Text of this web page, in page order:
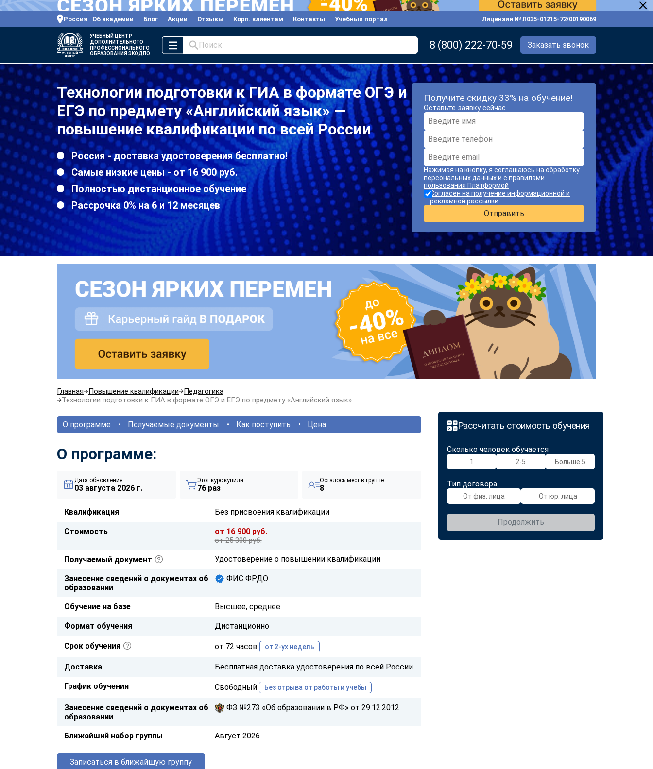
Россия Об академии Блог Акции Отзывы Корп. клиентам Контакты Учебный портал Лицензия № Л035-01215-72/00190069
УЧЕБНЫЙ ЦЕНТР
ДОПОЛНИТЕЛЬНОГО
ПРОФЕССИОНАЛЬНОГО
ОБРАЗОВАНИЯ ЭКОДПО
Поиск 8 (800) 222-70-59 Заказать звонок
Технологии подготовки к ГИА в формате ОГЭ и
ЕГЭ по предмету «Английский язык» —
повышение квалификации по всей России
Россия - доставка удостоверения бесплатно!
Самые низкие цены - от 16 900 руб.
Полностью дистанционное обучение
Рассрочка 0% на 6 и 12 месяцев
Получите скидку 33% на обучение!
Оставьте заявку сейчас
Нажимая на кнопку, я соглашаюсь на обработку
персональных данныхи с правилами
пользования Платформой
Согласен на получение информационной и
рекламной рассылки
Отправить
Главная Повышение квалификации
Педагогика
Технологии подготовки к ГИА в формате ОГЭ и ЕГЭ по предмету «Английский язык»
Рассчитать стоимость обучения
Сколько человек обучается
1 2-5 Больше 5
Тип договора
От физ. лица От юр. лица
Продолжить
О программе Получаемые документы Как поступить Цена
О программе:
Дата обновления
03 августа 2026 г.
Этот курс купили
76 раз
Осталось мест в группе
8
Квалификация Без присвоения квалификации
Стоимость от 16 900 руб.
от 25 300 руб.
Получаемый документ Удостоверение о повышении квалификации
Занесение сведений о документах об
образовании
ФИС ФРДО
Обучение на базе Высшее, среднее
Формат обучения Дистанционно
Срок обучения от 72 часов от 2-ух недель
Доставка Бесплатная доставка удостоверения по всей России
График обучения Свободный Без отрыва от работы и учебы
Занесение сведений о документах об
образовании
ФЗ №273 «Об образовании в РФ» от 29.12.2012
Ближайший набор группы Август 2026
Записаться в ближайшую группу